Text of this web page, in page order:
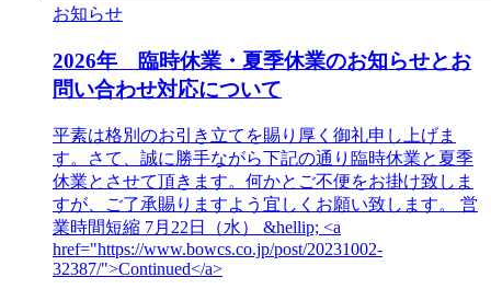
お知らせ
2026年 臨時休業・夏季休業のお知らせとお
問い合わせ対応について
平素は格別のお引き立てを賜り厚く御礼申し上げま
す。さて、誠に勝手ながら下記の通り臨時休業と夏季
休業とさせて頂きます。何かとご不便をお掛け致しま
すが、ご了承賜りますよう宜しくお願い致します。 営
業時間短縮 7月22日（水） &hellip; <a
href="https://www.bowcs.co.jp/post/20231002-
32387/">Continued</a>